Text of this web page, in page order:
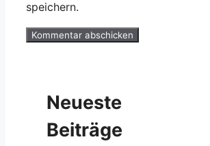
speichern.
Neueste
Beiträge